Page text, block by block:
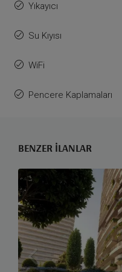
Yıkayıcı
Su Kıyısı
WiFi
Pencere Kaplamaları
BENZER İLANLAR